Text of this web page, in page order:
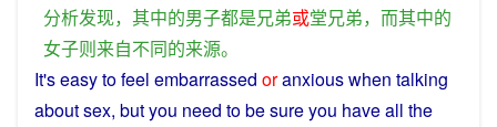
分析发现， 其中的男子都是兄弟或堂兄弟， 而其中的
女子则来自不同的来源。
It'seasytofeel embarrassed oranxiouswhen talking
aboutsex, butyou need to besureyou haveall the